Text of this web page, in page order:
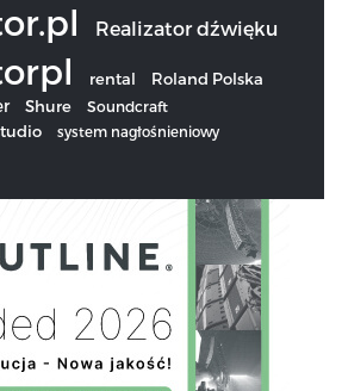
Realizator dźwięku
rental Roland Polska
Shure Soundcraft
system nagłośnieniowy